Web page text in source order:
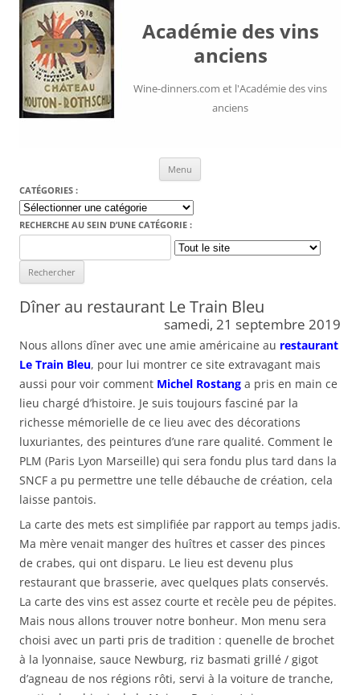
Académie des vins
anciens
Wine-dinners.com et l'Académie des vins
anciens
Menu
CATÉGORIES :
Catégories
:
RECHERCHE AU SEIN D’UNE CATÉGORIE :
for:
Dîner au restaurant Le Train Bleu
samedi, 21 septembre 2019
Nous allons dîner avec une amie américaine au restaurant
Le Train Bleu, pour lui montrer ce site extravagant mais
aussi pour voir comment Michel Rostang a pris en main ce
lieu chargé d’histoire. Je suis toujours fasciné par la
richesse mémorielle de ce lieu avec des décorations
luxuriantes, des peintures d’une rare qualité. Comment le
PLM (Paris Lyon Marseille) qui sera fondu plus tard dans la
SNCF a pu permettre une telle débauche de création, cela
laisse pantois.
La carte des mets est simplifiée par rapport au temps jadis.
Ma mère venait manger des huîtres et casser des pinces
de crabes, qui ont disparu. Le lieu est devenu plus
restaurant que brasserie, avec quelques plats conservés.
La carte des vins est assez courte et recèle peu de pépites.
Mais nous allons trouver notre bonheur. Mon menu sera
choisi avec un parti pris de tradition : quenelle de brochet
à la lyonnaise, sauce Newburg, riz basmati grillé / gigot
d’agneau de nos régions rôti, servi à la voiture de tranche,